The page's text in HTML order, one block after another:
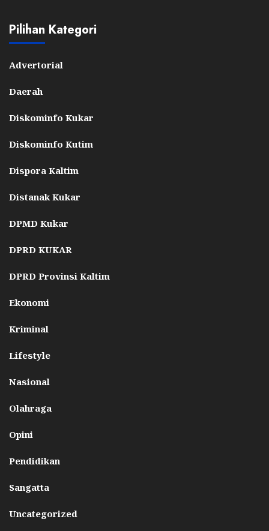
Pilihan Kategori
Advertorial
Daerah
Diskominfo Kukar
Diskominfo Kutim
Dispora Kaltim
Distanak Kukar
DPMD Kukar
DPRD KUKAR
DPRD Provinsi Kaltim
Ekonomi
Kriminal
Lifestyle
Nasional
Olahraga
Opini
Pendidikan
Sangatta
Uncategorized